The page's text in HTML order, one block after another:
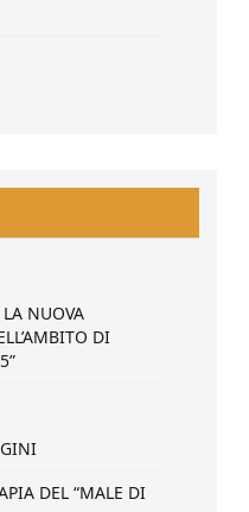
NUOVA
DI
DEL “MALE DI